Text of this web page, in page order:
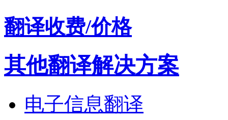
翻译收费/价格
其他翻译解决方案
电子信息翻译